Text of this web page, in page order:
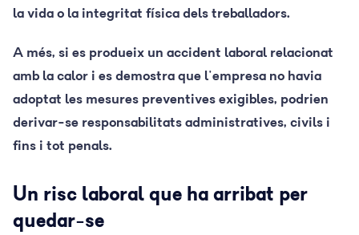
la vida o la integritat física dels treballadors.
A més, si es produeix un accident laboral relacionat
amb la calor i es demostra que l'empresa no havia
adoptat les mesures preventives exigibles, podrien
derivar-se responsabilitats administratives, civils i
fins i tot penals.
Un risc laboral que ha arribat per
quedar-se